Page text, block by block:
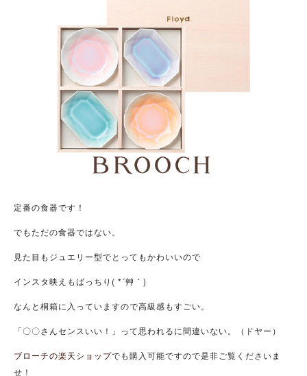
定番の食器です！
でもただの食器ではない。
見た目もジュエリー型でとってもかわいいので
インスタ映えもばっちり( *´艸｀)
なんと桐箱に入っていますので高級感もすごい。
「〇〇さんセンスいい！」って思われるに間違いない。（ドヤー）
ブローチの楽天ショップでも購入可能ですので是非ご覧くださいま
せ！